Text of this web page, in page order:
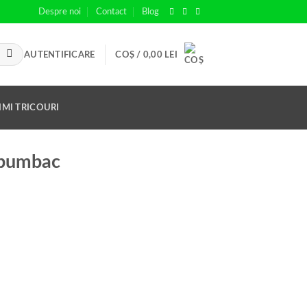
Despre noi Contact Blog
AUTENTIFICARE COȘ / 0,00 LEI
TRICOURI